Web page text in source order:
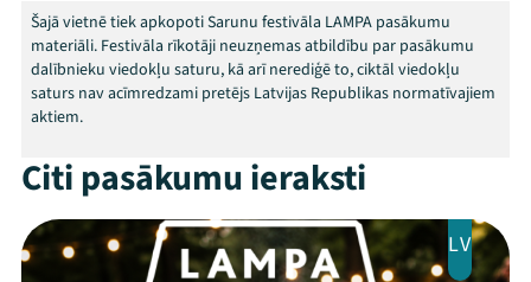
Šajā vietnē tiek apkopoti Sarunu festivāla LAMPA pasākumu
materiāli. Festivāla rīkotāji neuzņemas atbildību par pasākumu
dalībnieku viedokļu saturu, kā arī nerediģē to, ciktāl viedokļu
saturs nav acīmredzami pretējs Latvijas Republikas normatīvajiem
aktiem.
Citi pasākumu ieraksti
LV